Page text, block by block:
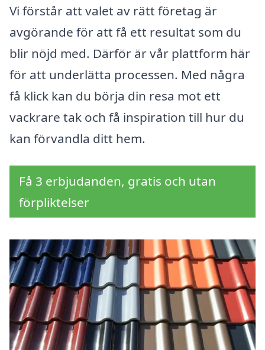
Vi förstår att valet av rätt företag är
avgörande för att få ett resultat som du
blir nöjd med. Därför är vår plattform här
för att underlätta processen. Med några
få klick kan du börja din resa mot ett
vackrare tak och få inspiration till hur du
kan förvandla ditt hem.
Få 3 erbjudanden, gratis och utan
förpliktelser